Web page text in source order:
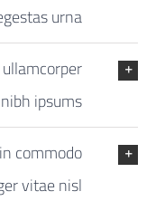
urna.
ipsums.
commodo
vitae nisl